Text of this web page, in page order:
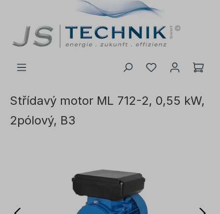
Střídavý motor ML 712-2, 0,55 kW,
2pólový, B3